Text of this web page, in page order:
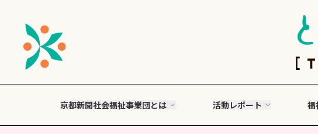
京都新聞社会福祉事業団とは 活動レポート 福